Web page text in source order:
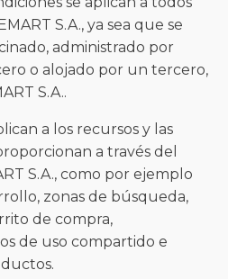
S.A., ya sea que se
administrado por
o alojado por un tercero,
S.A..
a los recursos y las
a través del
S.A., como por ejemplo
zonas de búsqueda,
de compra,
de uso compartido e